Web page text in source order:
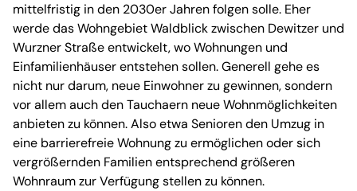
mittelfristig in den 2030er Jahren folgen solle. Eher
werde das Wohngebiet Waldblick zwischen Dewitzer und
Wurzner Straße entwickelt, wo Wohnungen und
Einfamilienhäuser entstehen sollen. Generell gehe es
nicht nur darum, neue Einwohner zu gewinnen, sondern
vor allem auch den Tauchaern neue Wohnmöglichkeiten
anbieten zu können. Also etwa Senioren den Umzug in
eine barrierefreie Wohnung zu ermöglichen oder sich
vergrößernden Familien entsprechend größeren
Wohnraum zur Verfügung stellen zu können.